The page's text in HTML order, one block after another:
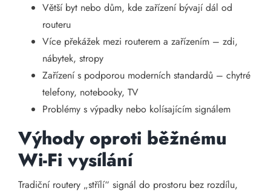
Větší byt nebo dům, kde zařízení bývají dál od
routeru
Více překážek mezi routerem a zařízením – zdi,
nábytek, stropy
Zařízení s podporou moderních standardů – chytré
telefony, notebooky, TV
Problémy s výpadky nebo kolísajícím signálem
Výhody oproti běžnému
Wi-Fi vysílání
Tradiční routery „střílí“ signál do prostoru bez rozdílu,